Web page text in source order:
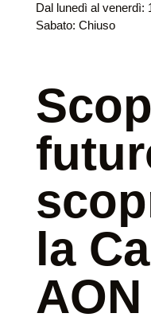
Dal lunedì al venerdì:
Sabato: Chiuso
la
AON